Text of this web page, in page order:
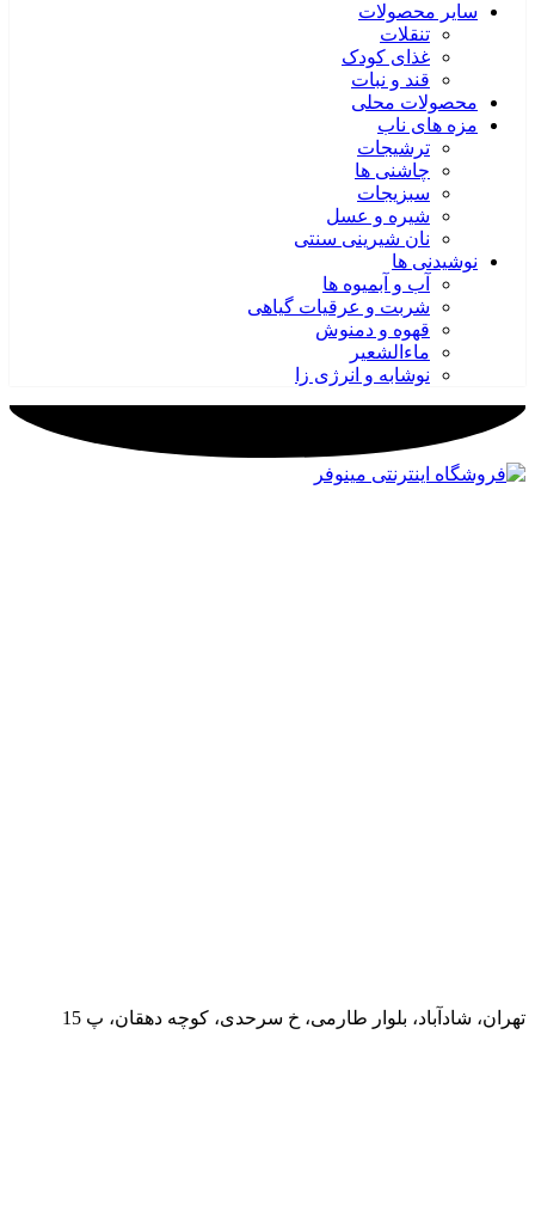
سایر محصولات
تنقلات
غذای کودک
قند و نبات
محصولات محلی
مزه های ناب
ترشیجات
چاشنی ها
سبزیجات
شیره و عسل
نان شیرینی سنتی
نوشیدنی ها
آب و آبمیوه ها
شربت و عرقیات گیاهی
قهوه و دمنوش
ماءالشعیر
نوشابه و انرژی زا
تهران، شادآباد، بلوار طارمی، خ سرحدی، کوچه دهقان، پ 15